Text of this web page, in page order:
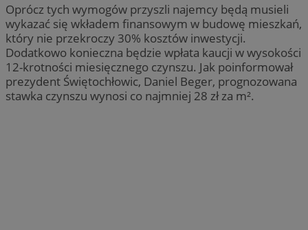
Oprócz tych wymogów przyszli najemcy będą musieli
wykazać się wkładem finansowym w budowę mieszkań,
który nie przekroczy 30% kosztów inwestycji.
Dodatkowo konieczna będzie wpłata kaucji w wysokości
12-krotności miesięcznego czynszu. Jak poinformował
prezydent Świętochłowic, Daniel Beger, prognozowana
stawka czynszu wynosi co najmniej 28 zł za m².